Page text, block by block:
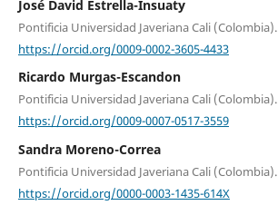
José David Estrella-Insuaty
Pontificia Universidad Javeriana Cali (Colombia).
https://orcid.org/0009-0002-3605-4433
Ricardo Murgas-Escandon
Pontificia Universidad Javeriana Cali (Colombia).
https://orcid.org/0009-0007-0517-3559
Sandra Moreno-Correa
Pontificia Universidad Javeriana Cali (Colombia).
https://orcid.org/0000-0003-1435-614X